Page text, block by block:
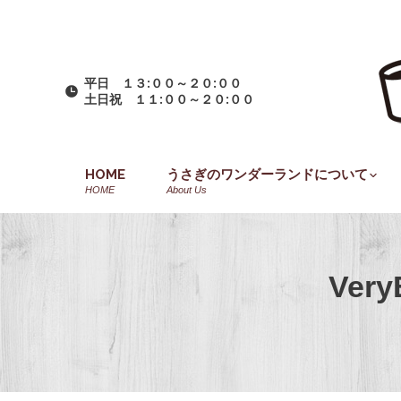
平日 １３:００～２０:００
土日祝 １１:００～２０:００
HOME
HOME
うさぎのワンダーランドについて
About Us